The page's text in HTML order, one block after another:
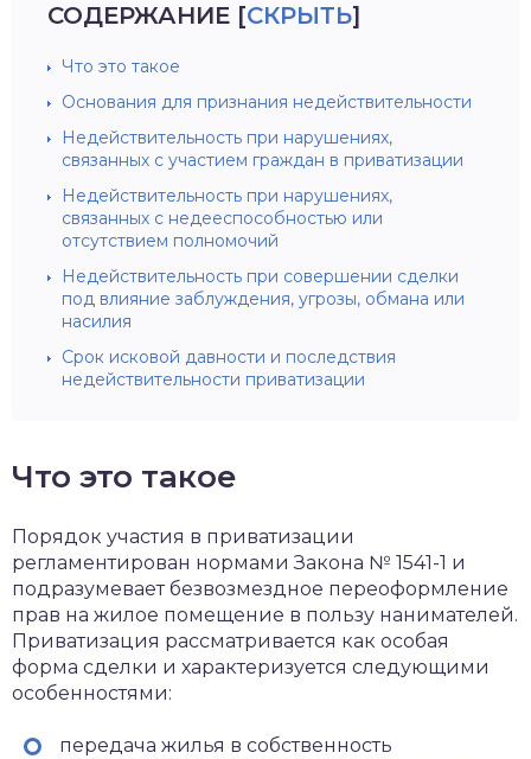
СОДЕРЖАНИЕ [СКРЫТЬ]
Что это такое
Основания для признания недействительности
Недействительность при нарушениях,
связанных с участием граждан в приватизации
Недействительность при нарушениях,
связанных с недееспособностью или
отсутствием полномочий
Недействительность при совершении сделки
под влияние заблуждения, угрозы, обмана или
насилия
Срок исковой давности и последствия
недействительности приватизации
Что это такое
Порядок участия в приватизации
регламентирован нормами Закона № 1541-1 и
подразумевает безвозмездное переоформление
прав на жилое помещение в пользу нанимателей.
Приватизация рассматривается как особая
форма сделки и характеризуется следующими
особенностями:
передача жилья в собственность